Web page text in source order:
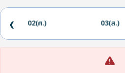
02(ศ.) 03(ส.)
❮